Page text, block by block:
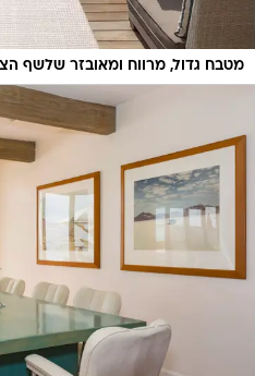
מטבח גדול, מרווח ומאובזר שלשף